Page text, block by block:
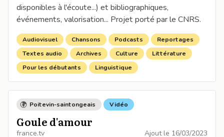
disponibles à l'écoute...) et bibliographiques,
événements, valorisation... Projet porté par le CNRS.
Audiovisuel Chansons Podcasts
Reportages
Textes audio
Archives Culture
Littérature
Pour les débutants
Linguistique
Poitevin-saintongeais Vidéo
Goule d'amour
france.tv Ajout le 16/03/2023